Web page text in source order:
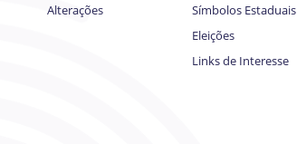
Alterações
Símbolos Estaduais
Eleições
Links de Interesse